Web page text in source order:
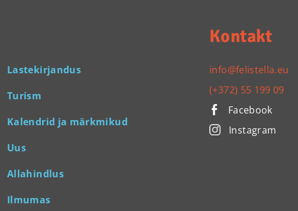
Lastekirjandus
Turism
Kalendrid ja märkmikud
Uus
Allahindlus
Ilmumas
Kontakt
info@felistella.eu
(+372) 55 199 09
Facebook
Instagram